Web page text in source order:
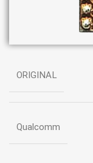
ORIGINAL
Qualcomm